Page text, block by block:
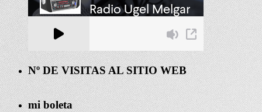
Nº DE VISITAS AL SITIO WEB
mi boleta